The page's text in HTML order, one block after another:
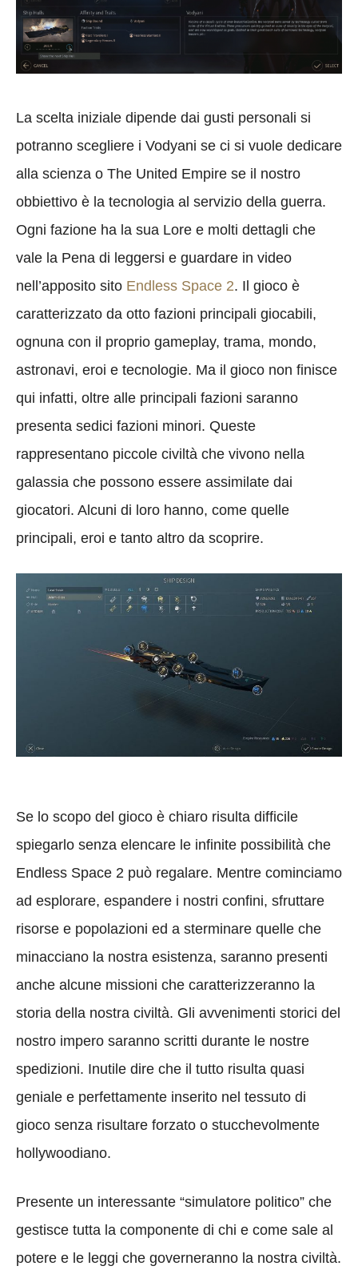
La scelta iniziale dipende dai gusti personali si
potranno scegliere i Vodyani se ci si vuole dedicare
alla scienza o The United Empire se il nostro
obbiettivo è la tecnologia al servizio della guerra.
Ogni fazione ha la sua Lore e molti dettagli che
vale la Pena di leggersi e guardare in video
nell’apposito sito Endless Space 2. Il gioco è
caratterizzato da otto fazioni principali giocabili,
ognuna con il proprio gameplay, trama, mondo,
astronavi, eroi e tecnologie. Ma il gioco non finisce
qui infatti, oltre alle principali fazioni saranno
presenta sedici fazioni minori. Queste
rappresentano piccole civiltà che vivono nella
galassia che possono essere assimilate dai
giocatori. Alcuni di loro hanno, come quelle
principali, eroi e tanto altro da scoprire.
Se lo scopo del gioco è chiaro risulta difficile
spiegarlo senza elencare le infinite possibilità che
Endless Space 2 può regalare. Mentre cominciamo
ad esplorare, espandere i nostri confini, sfruttare
risorse e popolazioni ed a sterminare quelle che
minacciano la nostra esistenza, saranno presenti
anche alcune missioni che caratterizzeranno la
storia della nostra civiltà. Gli avvenimenti storici del
nostro impero saranno scritti durante le nostre
spedizioni. Inutile dire che il tutto risulta quasi
geniale e perfettamente inserito nel tessuto di
gioco senza risultare forzato o stucchevolmente
hollywoodiano.
Presente un interessante “simulatore politico” che
gestisce tutta la componente di chi e come sale al
potere e le leggi che governeranno la nostra civiltà.